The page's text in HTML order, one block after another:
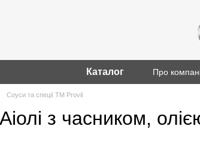
Каталог Про
Соуси та спеції ТМ Provil
з часником,